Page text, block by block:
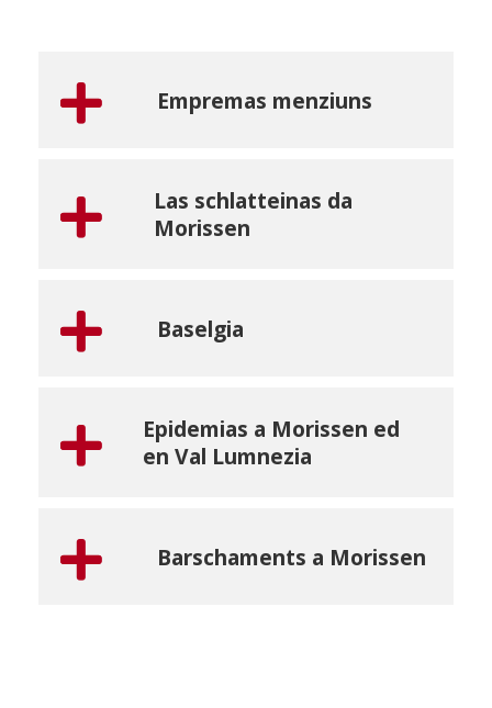
Empremas menziuns
Las schlatteinas da
Morissen
Baselgia
Epidemias a Morissen ed
en Val Lumnezia
Barschaments a Morissen